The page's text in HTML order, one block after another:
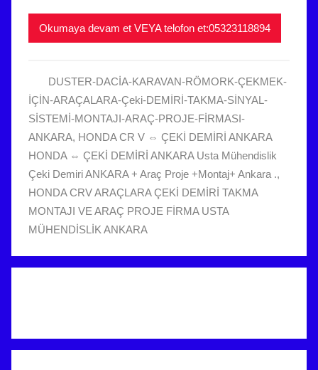
r
2
2
t
a
r
i
h
i
d
Okumaya devam et VEYA telofon et:05323118894
DUSTER-DACİA-KARAVAN-RÖMORK-ÇEKMEK-
İÇİN-ARAÇALARA-Çeki-DEMİRİ-TAKMA-SİNYAL-
SİSTEMİ-MONTAJI-ARAÇ-PROJE-FİRMASI-
ANKARA, HONDA CR V ⇔ ÇEKİ DEMİRİ ANKARA
HONDA ⇔ ÇEKİ DEMİRİ ANKARA Usta Mühendislik
Çeki Demiri ANKARA + Araç Proje +Montaj+ Ankara .,
HONDA CRV ARAÇLARA ÇEKİ DEMİRİ TAKMA
MONTAJI VE ARAÇ PROJE FİRMA USTA
MÜHENDİSLİK ANKARA